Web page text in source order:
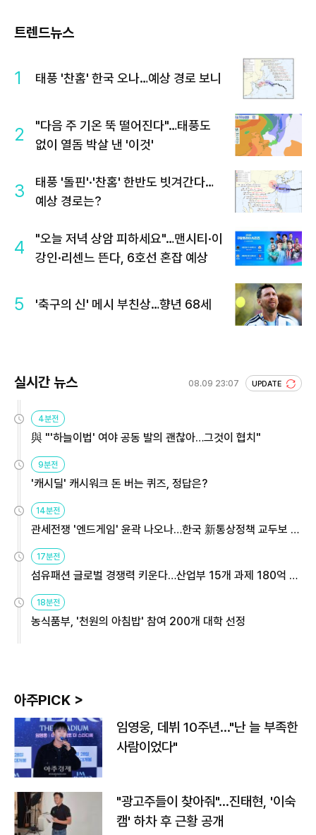
트렌드뉴스
1 태풍 '찬홈' 한국 오나…예상 경로 보니
2
"다음 주 기온 뚝 떨어진다"…태풍도
없이 열돔 박살 낸 '이것'
3
태풍 '돌핀'·'찬홈' 한반도 빗겨간다…
예상 경로는?
4
"오늘 저녁 상암 피하세요"…맨시티·이
강인·리센느 뜬다, 6호선 혼잡 예상
5 '축구의 신' 메시 부친상…향년 68세
실시간 뉴스 08.09 23:07 UPDATE
4분전
與 "'하늘이법' 여야 공동 발의 괜찮아…그것이 협치"
9분전
'캐시딜' 캐시워크 돈 버는 퀴즈, 정답은?
14분전
관세전쟁 '엔드게임' 윤곽 나오나…한국 新통상정책 교두보 활
17분전
섬유패션 글로벌 경쟁력 키운다…산업부 15개 과제 180억 지
18분전
농식품부, '천원의 아침밥' 참여 200개 대학 선정
아주PICK >
임영웅, 데뷔 10주년…"난 늘 부족한
사람이었다"
"광고주들이 찾아줘"…진태현, '이숙
캠' 하차 후 근황 공개